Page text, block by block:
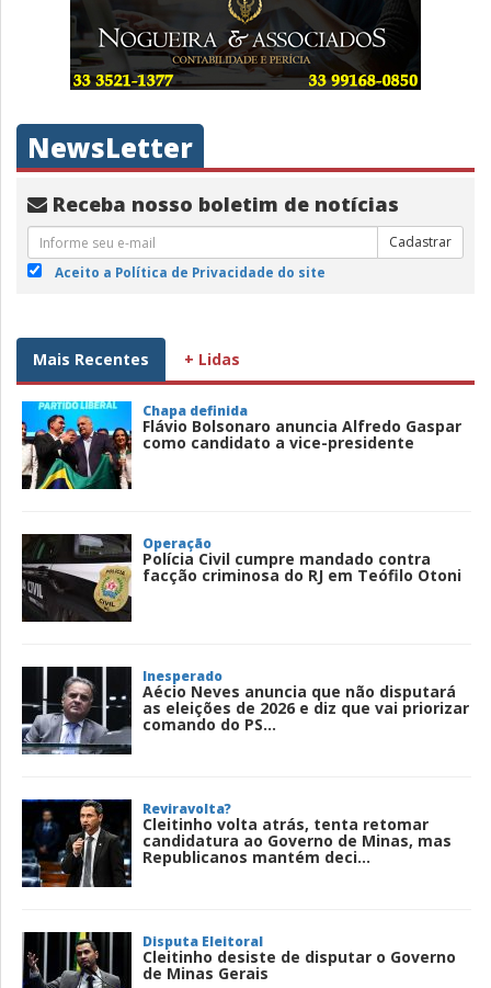
NewsLetter
Receba nosso boletim de notícias
Cadastrar
Aceito a Política de Privacidade do site
Mais Recentes + Lidas
Chapa definida
Flávio Bolsonaro anuncia Alfredo Gaspar
como candidato a vice-presidente
Operação
Polícia Civil cumpre mandado contra
facção criminosa do RJ em Teófilo Otoni
Inesperado
Aécio Neves anuncia que não disputará
as eleições de 2026 e diz que vai priorizar
comando do PS...
Reviravolta?
Cleitinho volta atrás, tenta retomar
candidatura ao Governo de Minas, mas
Republicanos mantém deci...
Disputa Eleitoral
Cleitinho desiste de disputar o Governo
de Minas Gerais